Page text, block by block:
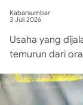
Kabarsumbar
3 Juli 2026
Usaha yang
temurun dari